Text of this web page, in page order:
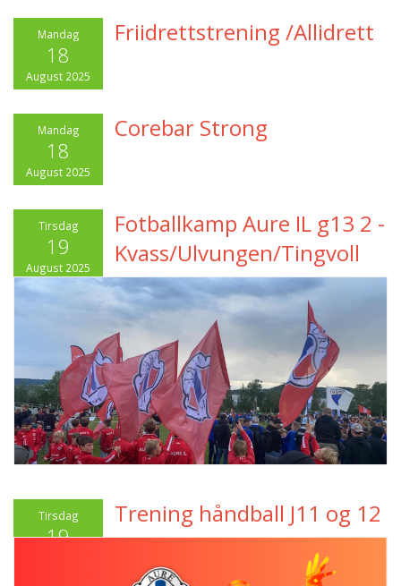
Mandag
18
August 2025
Friidrettstrening /Allidrett
Mandag
18
August 2025
Corebar Strong
Tirsdag
19
August 2025
Fotballkamp Aure IL g13 2 -
Kvass/Ulvungen/Tingvoll
Tirsdag
19
Trening håndball J11 og 12